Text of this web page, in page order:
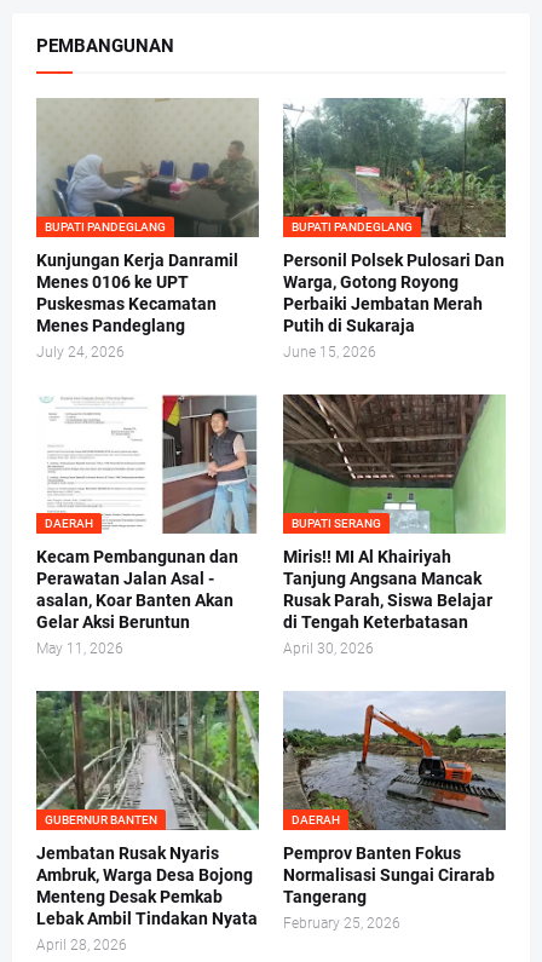
PEMBANGUNAN
BUPATI PANDEGLANG
Kunjungan Kerja Danramil
Menes 0106 ke UPT
Puskesmas Kecamatan
Menes Pandeglang
July 24, 2026
BUPATI PANDEGLANG
Personil Polsek Pulosari Dan
Warga, Gotong Royong
Perbaiki Jembatan Merah
Putih di Sukaraja
June 15, 2026
DAERAH
Kecam Pembangunan dan
Perawatan Jalan Asal -
asalan, Koar Banten Akan
Gelar Aksi Beruntun
May 11, 2026
BUPATI SERANG
Miris!! MI Al Khairiyah
Tanjung Angsana Mancak
Rusak Parah, Siswa Belajar
di Tengah Keterbatasan
April 30, 2026
GUBERNUR BANTEN
Jembatan Rusak Nyaris
Ambruk, Warga Desa Bojong
Menteng Desak Pemkab
Lebak Ambil Tindakan Nyata
April 28, 2026
DAERAH
Pemprov Banten Fokus
Normalisasi Sungai Cirarab
Tangerang
February 25, 2026